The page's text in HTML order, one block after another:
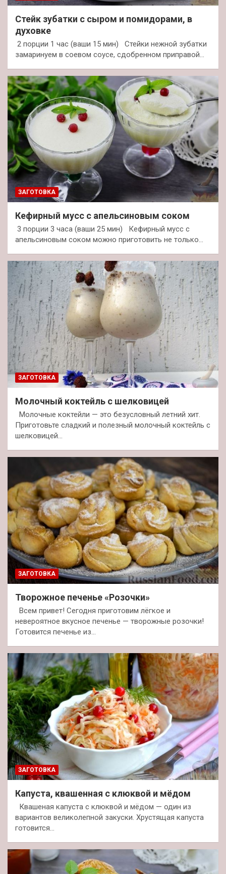
Стейк зубатки с сыром и помидорами, в
духовке
2 порции 1 час (ваши 15 мин) Стейки нежной зубатки
замаринуем в соевом соусе, сдобренном приправой…
ЗАГОТОВКА
Кефирный мусс с апельсиновым соком
3 порции 3 часа (ваши 25 мин) Кефирный мусс с
апельсиновым соком можно приготовить не только…
ЗАГОТОВКА
Молочный коктейль с шелковицей
Молочные коктейли — это безусловный летний хит.
Приготовьте сладкий и полезный молочный коктейль с
шелковицей…
ЗАГОТОВКА
Творожное печенье «Розочки»
Всем привет! Сегодня приготовим лёгкое и
невероятное вкусное печенье — творожные розочки!
Готовится печенье из…
ЗАГОТОВКА
Капуста, квашенная с клюквой и мёдом
Квашеная капуста с клюквой и мёдом — один из
вариантов великолепной закуски. Хрустящая капуста
готовится…